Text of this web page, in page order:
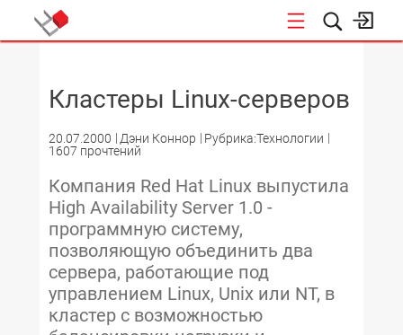
Кластеры Linux-серверов
20.07.2000 Дэни Коннор
Рубрика:Технологии
1607 прочтений
Компания Red Hat Linux выпустила
High Availability Server 1.0 -
программную систему,
позволяющую объединить два
сервера, работающие под
управлением Linux, Unix или NT, в
кластер с возможностью